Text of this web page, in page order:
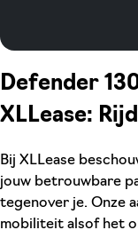
Defender
XLLease:
Bij XLLease
jouw betrouwbare
tegenover je. Onze
mobiliteit alsof het